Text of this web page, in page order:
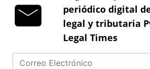
periódico digital
legal y tributaria
Legal Times